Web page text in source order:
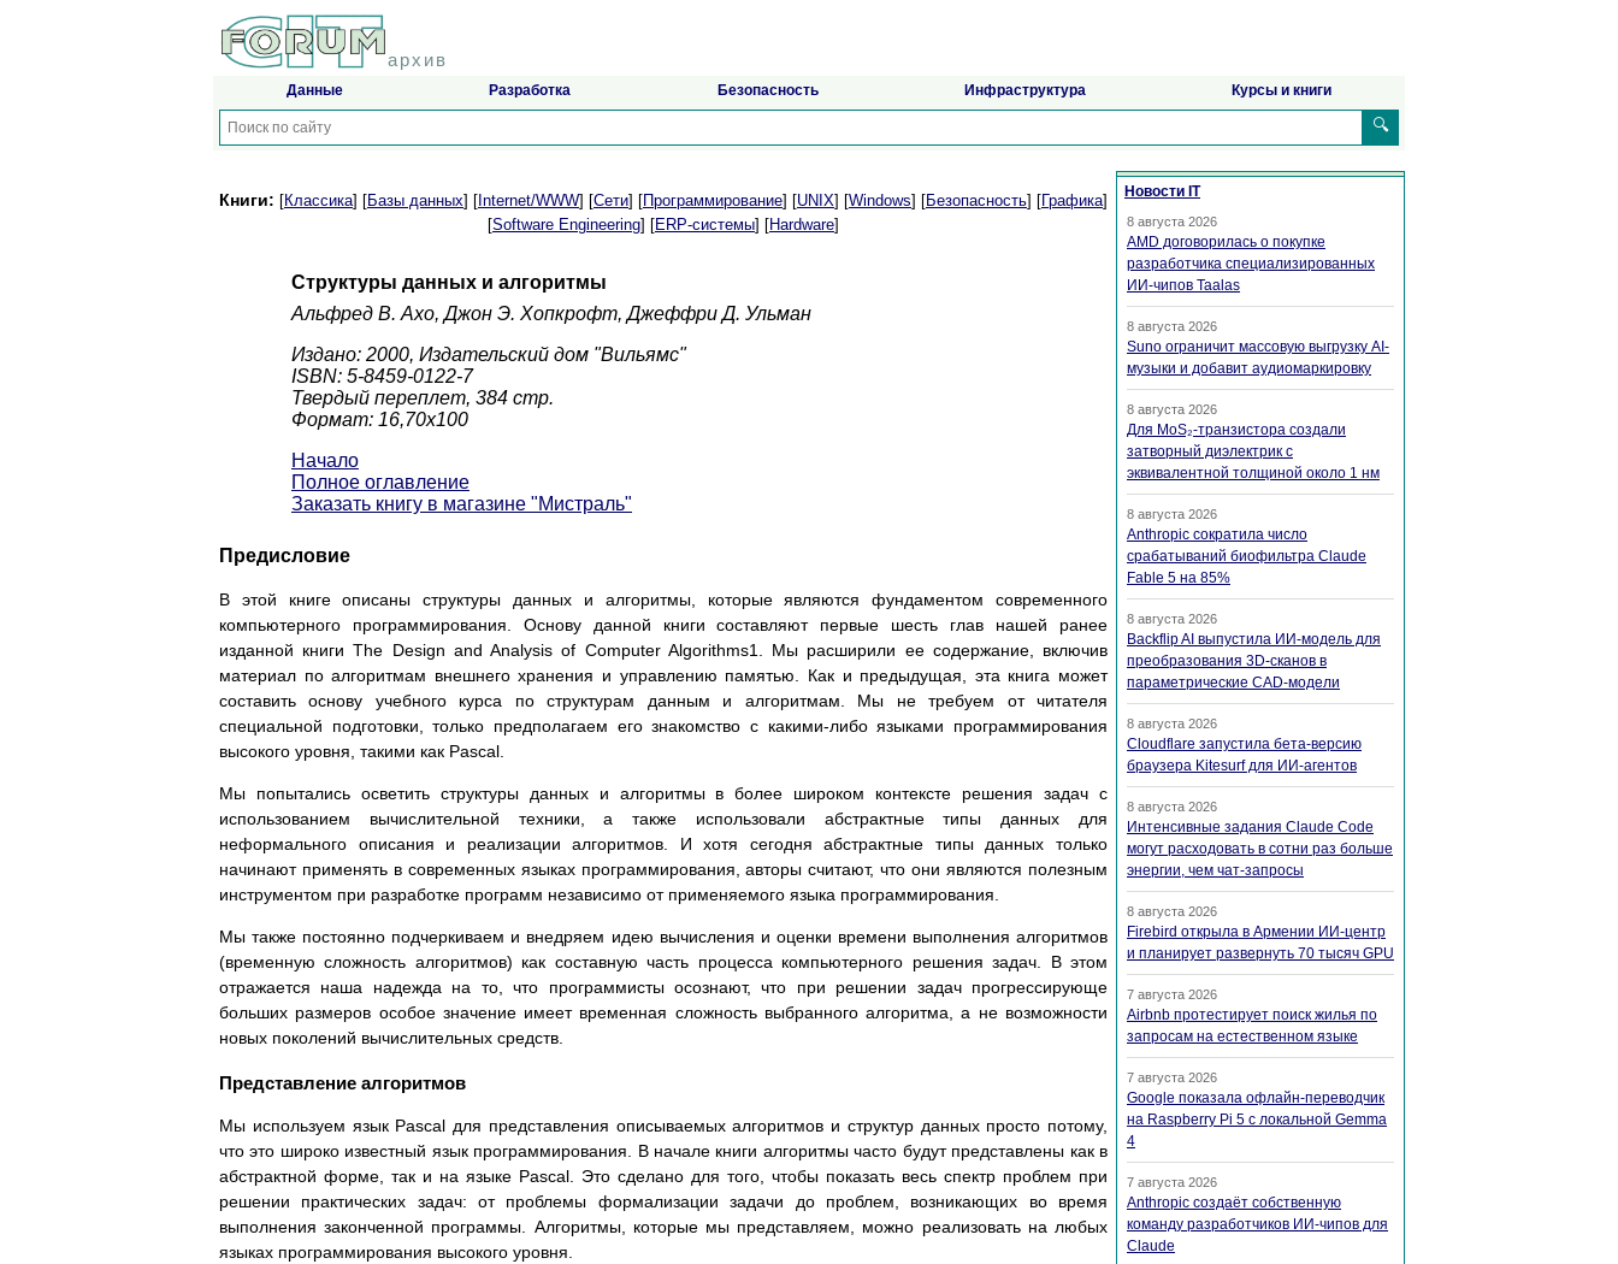
архив
Данные Разработка Безопасность Инфраструктура Курсы и книги
🔍
Книги: [Классика] [Базы данных] [ Internet/WWW] [Сети] [Программирование] [UNIX] [Windows] [Безопасность] [Графика]
[Software Engineering] [ERP-системы] [Hardware]
Структуры данных и алгоритмы
Альфред В. Ахо, Джон Э. Хопкрофт, Джеффри Д. Ульман
Издано: 2000, Издательский дом "Вильямс"
ISBN: 5-8459-0122-7
Твердый переплет, 384 стр.
Формат: 16,70x100
Начало
Полное оглавление
Заказать книгу в магазине "Мистраль"
Предисловие
В этой книге описаны структуры данных и алгоритмы, которые являются фундаментом современного
компьютерного программирования. Основу данной книги составляют первые шесть глав нашей ранее
изданной книги The Design and Analysis of Computer Algorithms1. Мы расширили ее содержание, включив
материал по алгоритмам внешнего хранения и управлению памятью. Как и предыдущая, эта книга может
составить основу учебного курса по структурам данным и алгоритмам. Мы не требуем от читателя
специальной подготовки, только предполагаем его знакомство с какими-либо языками программирования
высокого уровня, такими как Pascal.
Мы попытались осветить структуры данных и алгоритмы в более широком контексте решения задач с
использованием вычислительной техники, а также использовали абстрактные типы данных для
неформального описания и реализации алгоритмов. И хотя сегодня абстрактные типы данных только
начинают применять в современных языках программирования, авторы считают, что они являются полезным
инструментом при разработке программ независимо от применяемого языка программирования.
Мы также постоянно подчеркиваем и внедряем идею вычисления и оценки времени выполнения алгоритмов
(временную сложность алгоритмов) как составную часть процесса компьютерного решения задач. В этом
отражается наша надежда на то, что программисты осознают, что при решении задач прогрессирующе
больших размеров особое значение имеет временная сложность выбранного алгоритма, а не возможности
новых поколений вычислительных средств.
Представление алгоритмов
Мы используем язык Pascal для представления описываемых алгоритмов и структур данных просто потому,
что это широко известный язык программирования. В начале книги алгоритмы часто будут представлены как в
абстрактной форме, так и на языке Pascal. Это сделано для того, чтобы показать весь спектр проблем при
решении практических задач: от проблемы формализации задачи до проблем, возникающих во время
выполнения законченной программы. Алгоритмы, которые мы представляем, можно реализовать на любых
языках программирования высокого уровня.
Новости IT
8 августа 2026
AMD договорилась о покупке
разработчика специализированных
ИИ-чипов Taalas
8 августа 2026
Suno ограничит массовую выгрузку AI-
музыки и добавит аудиомаркировку
8 августа 2026
Для MoS₂-транзистора создали
затворный диэлектрик с
эквивалентной толщиной около 1 нм
8 августа 2026
Anthropic сократила число
срабатываний биофильтра Claude
Fable 5 на 85%
8 августа 2026
Backflip AI выпустила ИИ-модель для
преобразования 3D-сканов в
параметрические CAD-модели
8 августа 2026
Cloudflare запустила бета-версию
браузера Kitesurf для ИИ-агентов
8 августа 2026
Интенсивные задания Claude Code
могут расходовать в сотни раз больше
энергии, чем чат-запросы
8 августа 2026
Firebird открыла в Армении ИИ-центр
и планирует развернуть 70 тысяч GPU
7 августа 2026
Airbnb протестирует поиск жилья по
запросам на естественном языке
7 августа 2026
Google показала офлайн-переводчик
на Raspberry Pi 5 с локальной Gemma
4
7 августа 2026
Anthropic создаёт собственную
команду разработчиков ИИ-чипов для
Claude